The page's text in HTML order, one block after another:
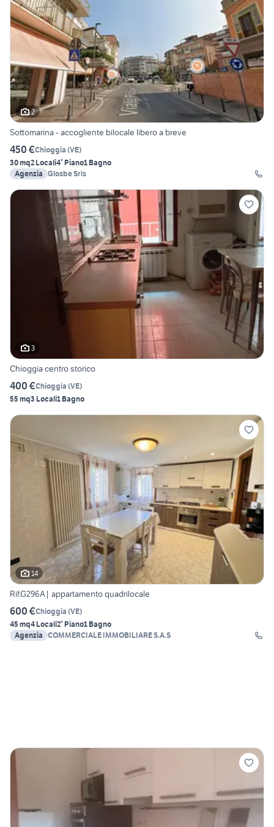
2
Sottomarina - accogliente bilocale libero a breve
450 €Chioggia (VE)
30 mq2 Locali4° Piano1 Bagno
Agenzia Glosbe Srls
3
Chioggia centro storico
400 €Chioggia (VE)
55 mq3 Locali1 Bagno
14
Rif.G296A| appartamento quadrilocale
600 €Chioggia (VE)
45 mq4 Locali2° Piano1 Bagno
Agenzia COMMERCIALE IMMOBILIARE S.A.S